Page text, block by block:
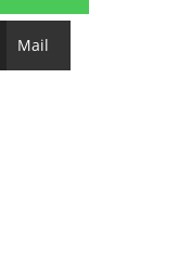
Mail